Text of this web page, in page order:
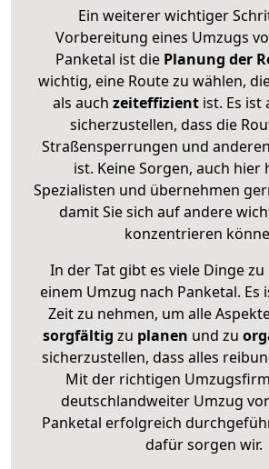
Ein weiterer wichtiger
Vorbereitung eines Umzugs
Panketal ist diePlanung der
wichtig, eine Route zu wählen,
als auch zeiteffizientist. Es ist
sicherzustellen, dass die
Straßensperrungen und
ist. Keine Sorgen, auch hier
Spezialisten und übernehmen
damit Sie sich auf andere
konzentrieren
In der Tat gibt es viele Dinge
einem Umzug nach Panketal. Es
Zeit zu nehmen, um alle
sorgfältig zu planen und zu
sicherzustellen, dass alles
Mit der richtigen
deutschlandweiter Umzug
Panketal erfolgreich
dafür sorgen wir.